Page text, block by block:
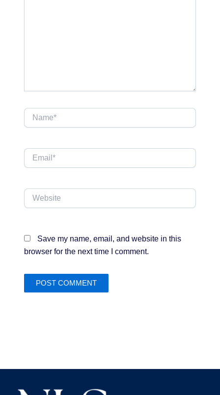
Name*
Email*
Website
Save my name, email, and website in this
browser for the next time I comment.